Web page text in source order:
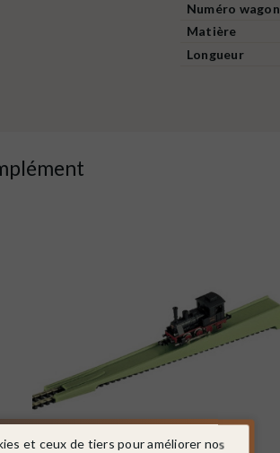
Numéro wagon
Matière
Longueur
et ceux de tiers pour améliorer nos